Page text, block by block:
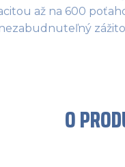
až na 600
O